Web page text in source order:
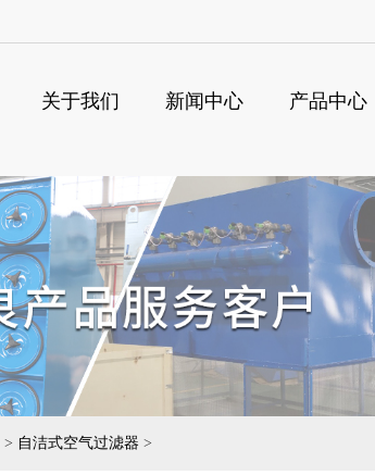
关于我们 新闻中心 产品中心
> 自洁式空气过滤器 >